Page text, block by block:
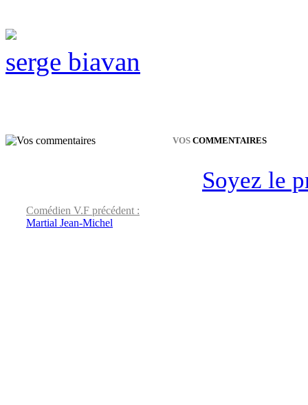
serge biavan
VOS COMMENTAIRES
Soyez le
Comédien V.F précédent :
Martial Jean-Michel